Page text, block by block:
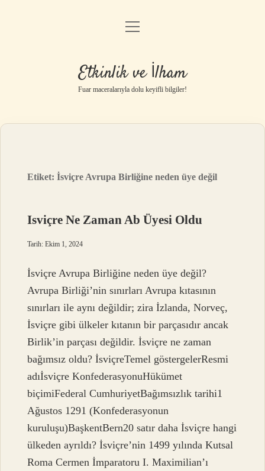
Anasayfa
Gizlilik Politikası
Yasal Uyarı
menüyü
Etkinlik ve İlham
Fuar maceralarıyla dolu keyifli bilgiler!
Etiket:İsviçre Avrupa Birliğine neden üye değil
Isviçre Ne Zaman Ab Üyesi Oldu
Tarih: Ekim 1, 2024
İsviçre Avrupa Birliğine neden üye değil?
Avrupa Birliği’nin sınırları Avrupa kıtasının
sınırları ile aynı değildir; zira İzlanda, Norveç,
İsviçre gibi ülkeler kıtanın bir parçasıdır ancak
Birlik’in parçası değildir. İsviçre ne zaman
bağımsız oldu? İsviçreTemel göstergelerResmi
adıİsviçre KonfederasyonuHükümet
biçimiFederal CumhuriyetBağımsızlık tarihi1
Ağustos 1291 (Konfederasyonun
kuruluşu)BaşkentBern20 satır daha İsviçre hangi
ülkeden ayrıldı? İsviçre’nin 1499 yılında Kutsal
Roma Cermen İmparatoru I. Maximilian’ı